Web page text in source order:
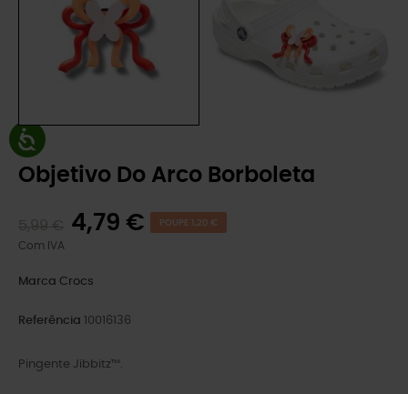
Objetivo Do Arco Borboleta
4,79 € POUPE 1,20 €
Com IVA
Marca Crocs
Referência 10016136
Pingente Jibbitz™.